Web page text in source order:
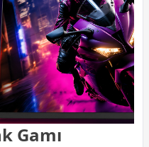
Gamı